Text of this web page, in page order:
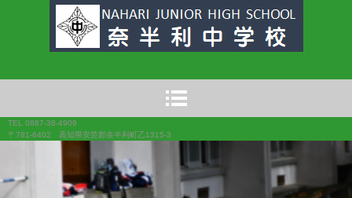
TEL 0887-38-4909
〒781-6402 高知県安芸郡奈半利町乙1315-3